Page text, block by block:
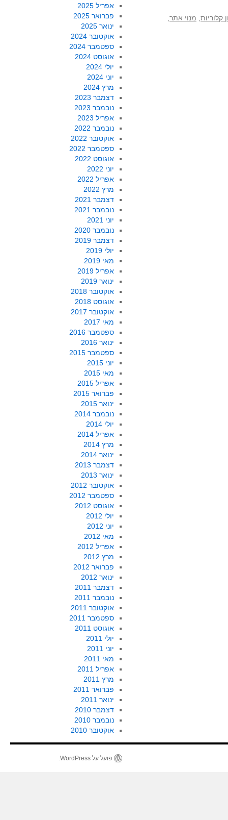
קלוריות מנוי אתר
אפריל 2025
פברואר 2025
ינואר 2025
אוקטובר 2024
ספטמבר 2024
אוגוסט 2024
יולי 2024
יוני 2024
מרץ 2024
דצמבר 2023
נובמבר 2023
אפריל 2023
נובמבר 2022
אוקטובר 2022
ספטמבר 2022
אוגוסט 2022
יוני 2022
אפריל 2022
מרץ 2022
דצמבר 2021
נובמבר 2021
יוני 2021
נובמבר 2020
דצמבר 2019
יולי 2019
מאי 2019
אפריל 2019
ינואר 2019
אוקטובר 2018
אוגוסט 2018
אוקטובר 2017
מאי 2017
ספטמבר 2016
ינואר 2016
ספטמבר 2015
יוני 2015
מאי 2015
אפריל 2015
פברואר 2015
ינואר 2015
נובמבר 2014
יולי 2014
אפריל 2014
מרץ 2014
ינואר 2014
דצמבר 2013
ינואר 2013
אוקטובר 2012
ספטמבר 2012
אוגוסט 2012
יולי 2012
יוני 2012
מאי 2012
אפריל 2012
מרץ 2012
פברואר 2012
ינואר 2012
דצמבר 2011
נובמבר 2011
אוקטובר 2011
ספטמבר 2011
אוגוסט 2011
יולי 2011
יוני 2011
מאי 2011
אפריל 2011
מרץ 2011
פברואר 2011
ינואר 2011
דצמבר 2010
נובמבר 2010
אוקטובר 2010
פועל על WordPress.